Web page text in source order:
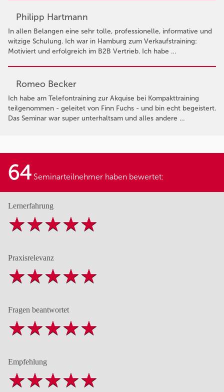
Philipp Hartmann
In allen Belangen eine sehr tolle, professionelle, informative und
witzige Schulung. Ich war in Hamburg zum Verkaufstraining:
Motiviert und erfolgreich im B2B Vertrieb. Ich habe …
Romeo Becker
Ich habe am Telefontraining zur Akquise bei Kompakttraining
teilgenommen - geleitet von Finn Fuchs - und bin echt begeistert.
Das Seminar war super unterhaltsam und alles andere …
64 Seminarteilnehmer haben bewertet:
Lernerfahrung
Praxisrelevanz
Fragen beantwortet
Empfehlung